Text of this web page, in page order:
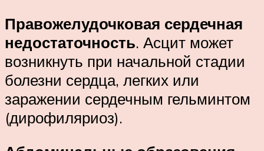
Правожелудочковая сердечная
недостаточность. Асцит может
возникнуть при начальной стадии
болезни сердца, легких или
заражении сердечным гельминтом
(дирофиляриоз).